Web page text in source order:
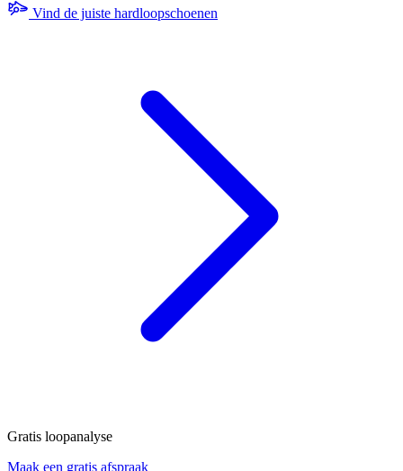
Vind de juiste hardloopschoenen
Gratis loopanalyse
Maak een gratis afspraak